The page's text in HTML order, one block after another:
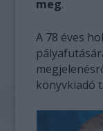
meg.
A 78 éves
könyvkiadó